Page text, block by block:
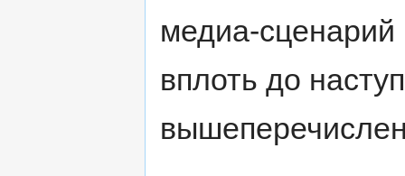
медиа-
вплоть до